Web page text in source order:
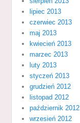
lipiec 2013
czerwiec 2013
maj 2013
kwiecień 2013
marzec 2013
luty 2013
styczeń 2013
grudzień 2012
listopad 2012
październik 2012
wrzesień 2012